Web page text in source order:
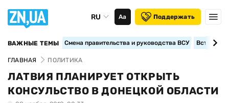
RU Аа Поддержать
ВАЖНЫЕ ТЕМЫ Смена правительства и руководства ВСУ
ГЛАВНАЯ ПОЛИТИКА
ЛАТВИЯ ПЛАНИРУЕТ ОТКРЫТЬ
КОНСУЛЬСТВО В ДОНЕЦКОЙ ОБЛАСТИ